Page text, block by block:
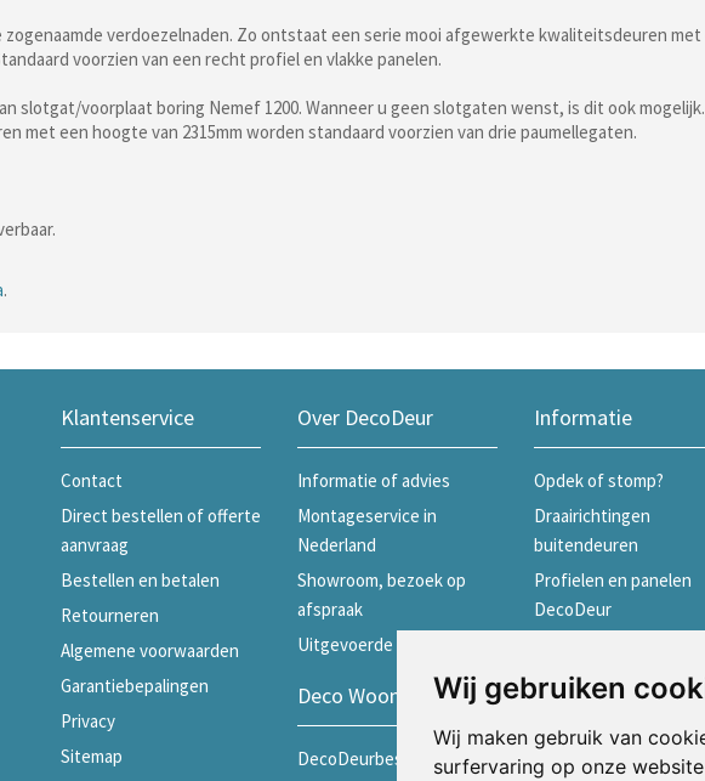
Wij gebruiken
Wij maken gebruik van
surfervaring op onze
verdoezelnaden. Zo ontstaat een serie mooi afgewerkte kwaliteitsdeuren
voorzien van een recht profiel en vlakke panelen.
slotgat/voorplaat boring Nemef 1200. Wanneer u geen slotgaten wenst, is dit ook
met een hoogte van 2315mm worden standaard voorzien van drie paumellegaten.
.
Klantenservice
Contact
Direct bestellen of offerte
aanvraag
Bestellen en betalen
Retourneren
Algemene voorwaarden
Garantiebepalingen
Privacy
Sitemap
Over DecoDeur
Informatie of advies
Montageservice in
Nederland
Showroom, bezoek op
afspraak
Uitgevoerde projecten
Deco Woonwinkels
DecoDeurbeslag
Informatie
Opdek of stomp?
Draairichtingen
buitendeuren
Profielen en panelen
DecoDeur
Skantrae
Weekamp
Schuifdeuren